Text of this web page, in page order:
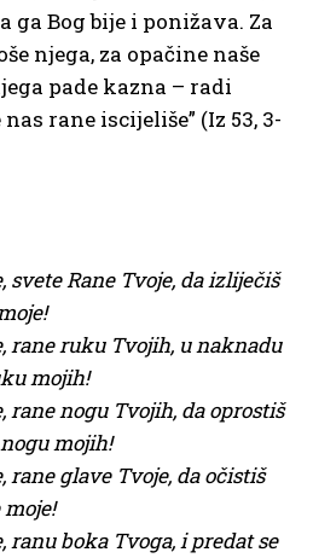
ga Bog bije i ponižava. Za
njega, za opačine naše
pade kazna – radi
rane iscijeliše” (Iz 53, 3-
svete Rane Tvoje, da izliječiš
rane ruku Tvojih, u naknadu
mojih!
rane nogu Tvojih, da oprostiš
mojih!
rane glave Tvoje, da očistiš
ranu boka Tvoga, i predat se